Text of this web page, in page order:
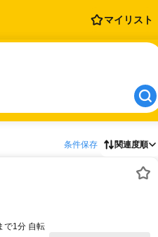
マイリスト
条件保存 関連度順